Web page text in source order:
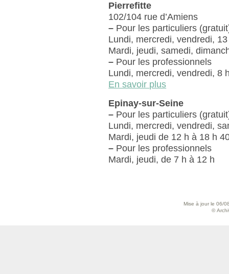
Pierrefitte
102/104 rue d’Amiens
– Pour les particuliers
Lundi, mercredi, vendredi,
Mardi, jeudi, samedi,
– Pour les professionnels
Lundi, mercredi, vendredi, 8
En savoir plus
Epinay-sur-Seine
– Pour les particuliers
Lundi, mercredi, vendredi,
Mardi, jeudi de 12 h à 18 h
– Pour les professionnels
Mardi, jeudi, de 7 h à 12 h
Mise à jour le 06/
©